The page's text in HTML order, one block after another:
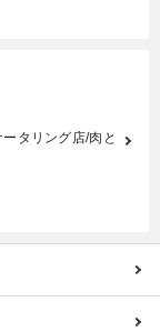
タリング店/肉と